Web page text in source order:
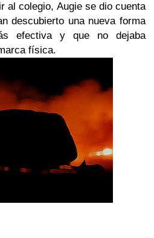
al colegio, Augie se dio cuenta
descubierto una nueva forma
efectiva y que no dejaba
física.